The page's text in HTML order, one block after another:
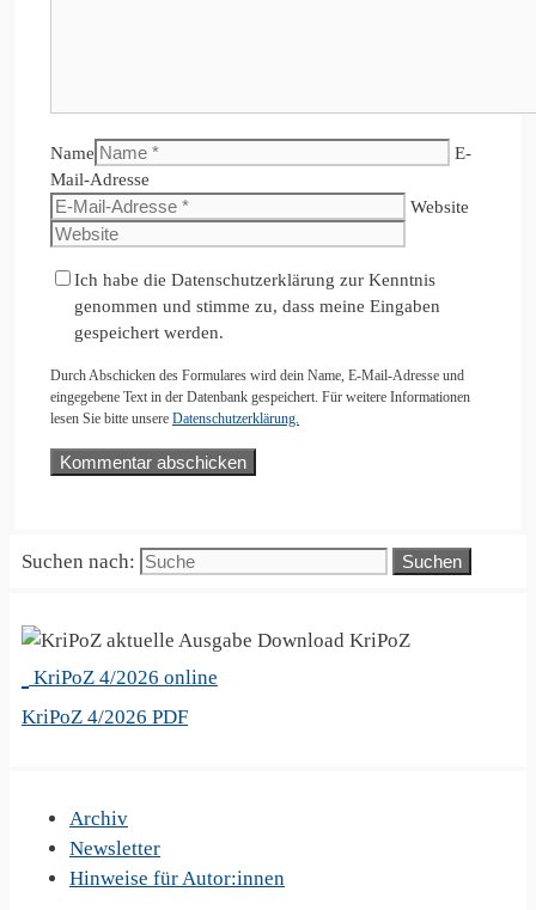
Name
E-
Mail-Adresse
Website
Ich habe die Datenschutzerklärung zur Kenntnis
genommen und stimme zu, dass meine Eingaben
gespeichert werden.
Durch Abschicken des Formulares wird dein Name, E-Mail-Adresse und
eingegebene Text in der Datenbank gespeichert. Für weitere Informationen
lesen Sie bitte unsere Datenschutzerklärung.
Suchen nach:
KriPoZ
KriPoZ 4/2026 online
KriPoZ 4/2026 PDF
Archiv
Newsletter
Hinweise für Autor:innen